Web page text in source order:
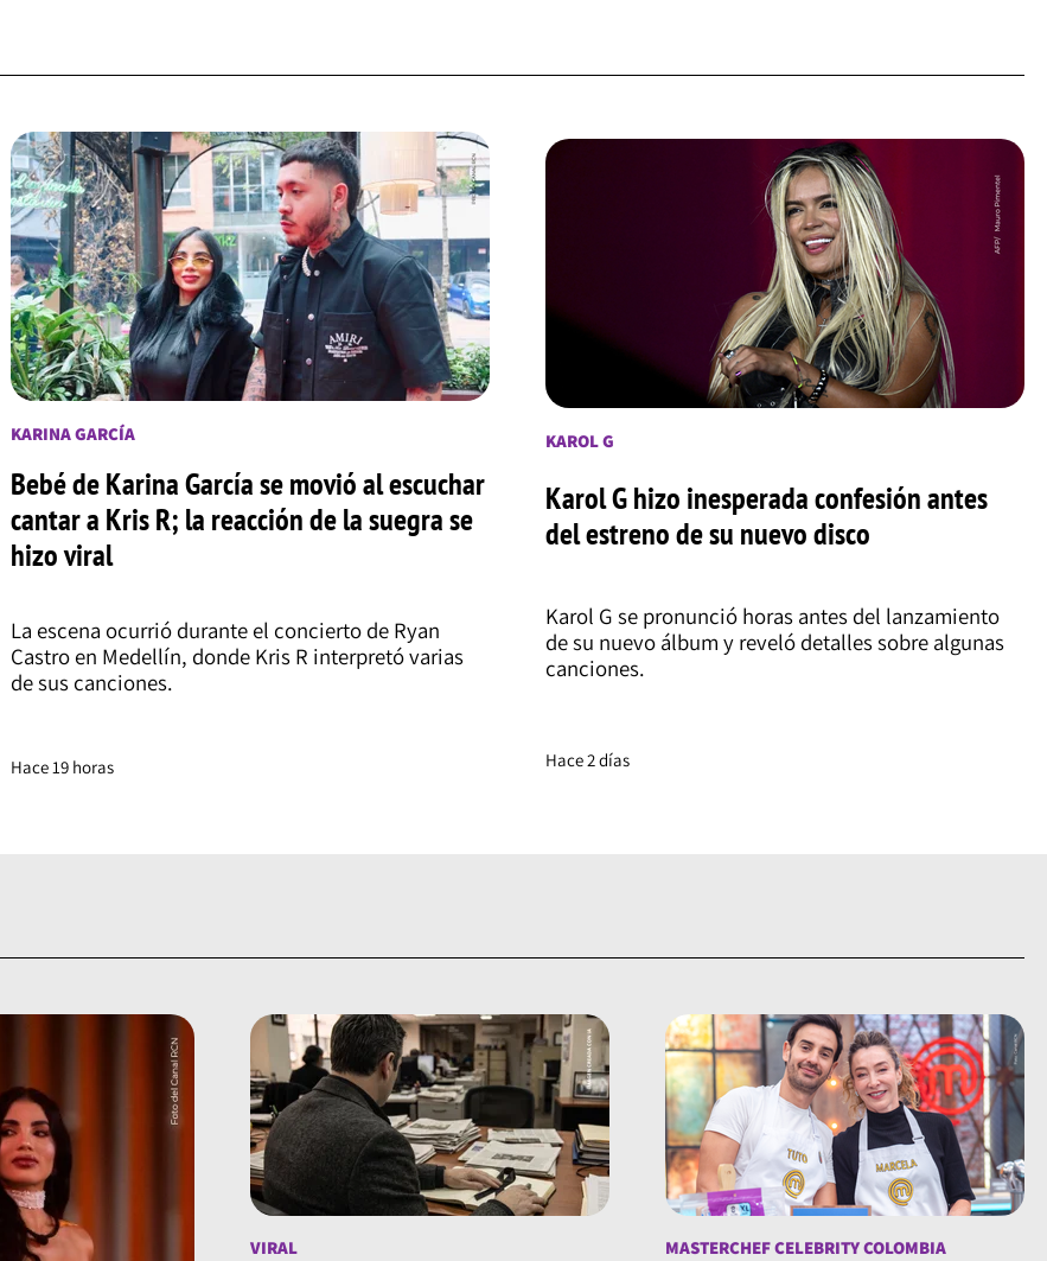
KARINA GARCÍA
Bebé de Karina García se movió al escuchar
cantar a Kris R; la reacción de la suegra se
hizo viral
La escena ocurrió durante el concierto de Ryan
Castro en Medellín, donde Kris R interpretó varias
de sus canciones.
Hace 19 horas
KAROL G
Karol G hizo inesperada confesión antes
del estreno de su nuevo disco
Karol G se pronunció horas antes del lanzamiento
de su nuevo álbum y reveló detalles sobre algunas
canciones.
Hace 2 días
VIRAL MASTERCHEF CELEBRITY COLOMBIA